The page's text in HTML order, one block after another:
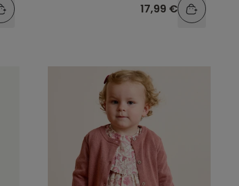
17,99 €